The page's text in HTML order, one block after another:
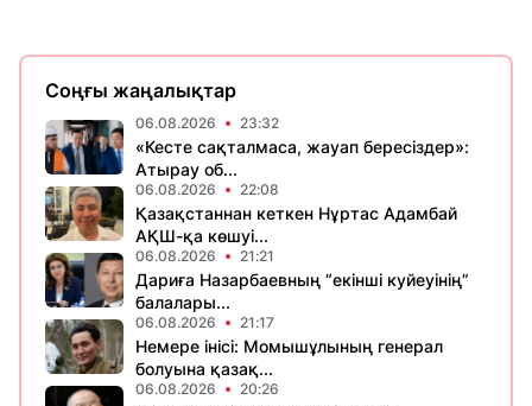
Соңғы жаңалықтар
06.08.2026 23:32
«Кесте сақталмаса, жауап бересіздер»:
Атырау об...
06.08.2026 22:08
Қазақстаннан кеткен Нұртас Адамбай
АҚШ-қа көшуі...
06.08.2026 21:21
Дариға Назарбаевның “екінші куйеуінің”
балалары...
06.08.2026 21:17
Немере інісі: Момышұлының генерал
болуына қазақ...
06.08.2026 20:26